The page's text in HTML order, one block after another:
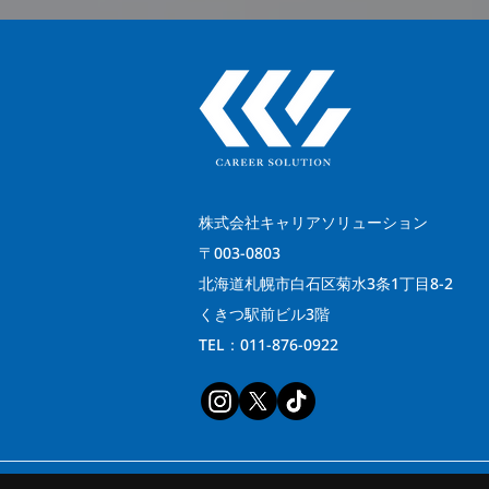
株式会社キャリアソリューション
〒003-0803
北海道札幌市白石区菊水3条1丁目8-2
くきつ駅前ビル3階
TEL：011-876-0922